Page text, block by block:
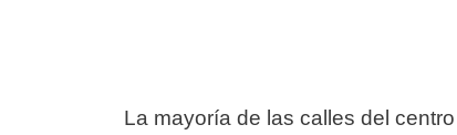
La mayoría de las calles del